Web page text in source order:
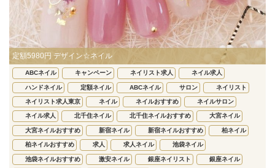
定額5980円 デザイン☆ネイル
ABCネイル キャンペーン ネイリスト求人 ネイル求人
ハンドネイル 定額ネイル ABCネイル サロン ネイリスト
ネイリスト求人東京 ネイル ネイルおすすめ ネイルサロン
ネイル求人 北千住ネイル 北千住ネイルおすすめ 大宮ネイル
大宮ネイルおすすめ 新宿ネイル 新宿ネイルおすすめ 柏ネイル
柏ネイルおすすめ 求人 求人ネイル 池袋ネイル
池袋ネイルおすすめ 激安ネイル 銀座ネイリスト 銀座ネイル